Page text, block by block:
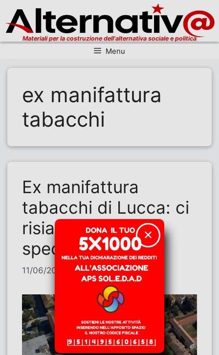
Materiali per la costruzione dell'alternativa sociale e politica
Menu
ex manifattura
tabacchi
Ex manifattura
tabacchi di Lucca: ci
risiamo con la
speculazione?
11/06/2026 diUmberto Franchi
✕